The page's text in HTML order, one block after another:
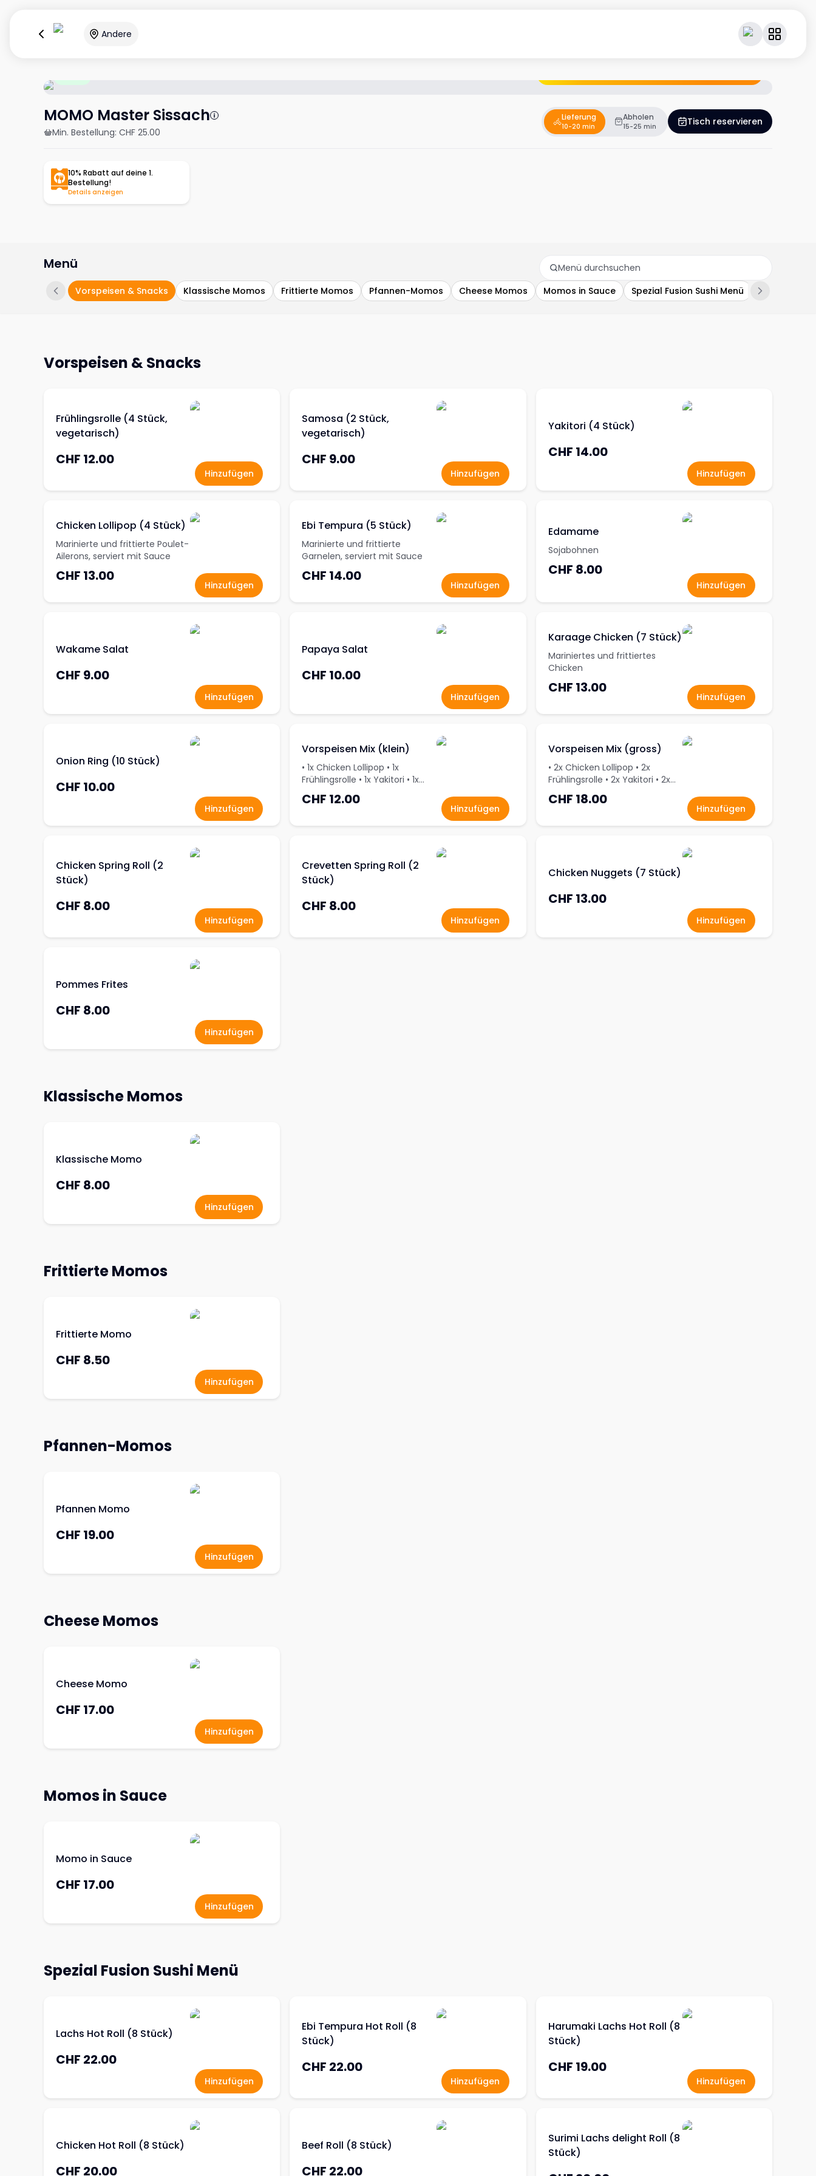
Andere
MOMO Master Sissach
Min. Bestellung: CHF 25.00
Lieferung
10-20 min
Abholen
15-25 min Tisch reservieren
10% Rabatt auf deine 1.
Bestellung!
Details anzeigen
Menü
Vorspeisen & Snacks Klassische Momos Frittierte Momos Pfannen-Momos Cheese Momos Momos in Sauce Spezial Fusion Sushi Menü Hosomaki
Vorspeisen & Snacks
Frühlingsrolle (4 Stück,
vegetarisch)
CHF 12.00
Hinzufügen
Samosa (2 Stück,
vegetarisch)
CHF 9.00
Hinzufügen
Yakitori (4 Stück)
CHF 14.00
Hinzufügen
Chicken Lollipop (4 Stück)
Marinierte und frittierte Poulet-
Ailerons, serviert mit Sauce
CHF 13.00
Hinzufügen
Ebi Tempura (5 Stück)
Marinierte und frittierte
Garnelen, serviert mit Sauce
CHF 14.00
Hinzufügen
Edamame
Sojabohnen
CHF 8.00
Hinzufügen
Wakame Salat
CHF 9.00
Hinzufügen
Papaya Salat
CHF 10.00
Hinzufügen
Karaage Chicken (7 Stück)
Mariniertes und frittiertes
Chicken
CHF 13.00
Hinzufügen
Onion Ring (10 Stück)
CHF 10.00
Hinzufügen
Vorspeisen Mix (klein)
• 1x Chicken Lollipop • 1x
Frühlingsrolle • 1x Yakitori • 1x
mini Samosa • 1x Ebi Tempura
CHF 12.00
Hinzufügen
Vorspeisen Mix (gross)
• 2x Chicken Lollipop • 2x
Frühlingsrolle • 2x Yakitori • 2x
mini Samosa • 2x Ebi Tempura
CHF 18.00
Hinzufügen
Chicken Spring Roll (2
Stück)
CHF 8.00
Hinzufügen
Crevetten Spring Roll (2
Stück)
CHF 8.00
Hinzufügen
Chicken Nuggets (7 Stück)
CHF 13.00
Hinzufügen
Pommes Frites
CHF 8.00
Hinzufügen
Klassische Momos
Klassische Momo
CHF 8.00
Hinzufügen
Frittierte Momos
Frittierte Momo
CHF 8.50
Hinzufügen
Pfannen-Momos
Pfannen Momo
CHF 19.00
Hinzufügen
Cheese Momos
Cheese Momo
CHF 17.00
Hinzufügen
Momos in Sauce
Momo in Sauce
CHF 17.00
Hinzufügen
Spezial Fusion Sushi Menü
Lachs Hot Roll (8 Stück)
CHF 22.00
Hinzufügen
Ebi Tempura Hot Roll (8
Stück)
CHF 22.00
Hinzufügen
Harumaki Lachs Hot Roll (8
Stück)
CHF 19.00
Hinzufügen
Chicken Hot Roll (8 Stück)
CHF 20.00
Beef Roll (8 Stück)
CHF 22.00
Surimi Lachs delight Roll (8
Stück)